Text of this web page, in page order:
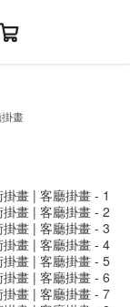
畫